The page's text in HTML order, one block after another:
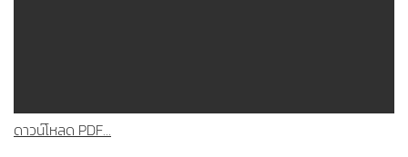
ดาวน์โหลด PDF...